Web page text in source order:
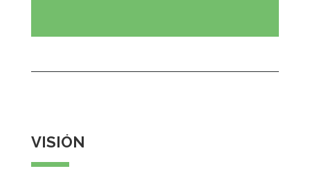
VISIÓN